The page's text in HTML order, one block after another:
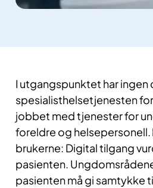
I utgangspunktet har
spesialisthelsetjenesten
jobbet med tjenester for
foreldre og
brukerne: Digital tilgang
pasienten.
pasienten må gi samtykke